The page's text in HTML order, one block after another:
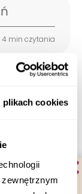
plikach cookies
4 min czytania